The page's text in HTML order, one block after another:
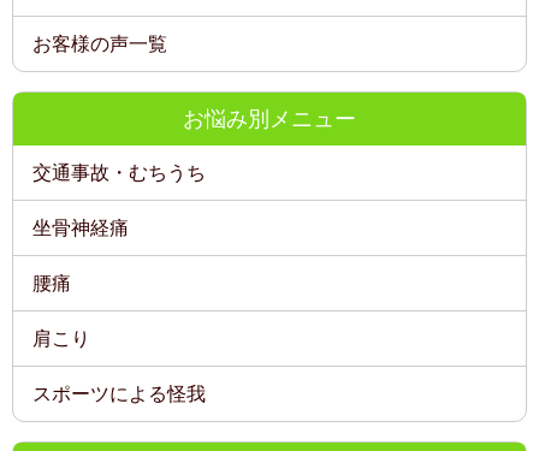
お客様の声一覧
お悩み別メニュー
交通事故・むちうち
坐骨神経痛
腰痛
肩こり
スポーツによる怪我